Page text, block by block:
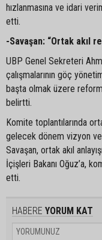
hızlanmasına ve idari
etti.
-Savaşan: “Ortak akıl
UBP Genel Sekreteri
çalışmalarının göç
başta olmak üzere reform
belirtti.
Komite toplantılarında
gelecek dönem vizyon ve
Savaşan, ortak akıl
İçişleri Bakanı Oğuz’a,
etti.
HABERE YORUM KAT